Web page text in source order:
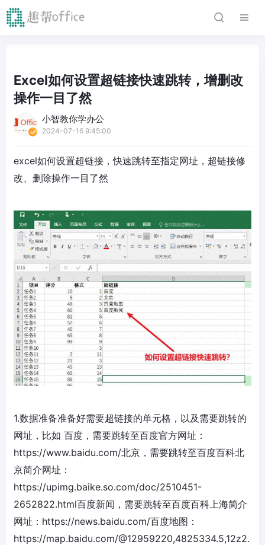
Excel如何设置超链接快速跳转，增删改
操作一目了然
小智教你学办公
2024-07-16 9:45:00
excel如何设置超链接，快速跳转至指定网址，超链接修
改、删除操作一目了然
1.数据准备准备好需要超链接的单元格，以及需要跳转的
网址，比如 百度，需要跳转至百度官方网址：
https://www.baidu.com/北京，需要跳转至百度百科北
京简介网址：
https://upimg.baike.so.com/doc/2510451-
2652822.html百度新闻，需要跳转至百度百科上海简介
网址：https://news.baidu.com/百度地图：
https://map.baidu.com/@12959220,4825334.5,12z2.